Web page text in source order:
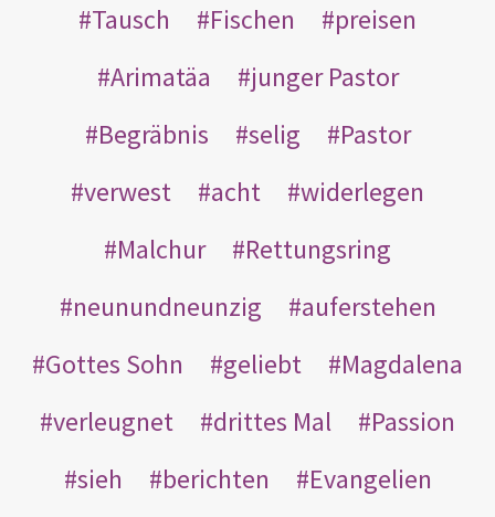
Tausch
Fischen
preisen
Arimatäa
junger Pastor
Begräbnis
selig
Pastor
verwest
acht
widerlegen
Malchur
Rettungsring
neunundneunzig
auferstehen
Gottes Sohn
geliebt
Magdalena
verleugnet
drittes Mal
Passion
sieh
berichten
Evangelien